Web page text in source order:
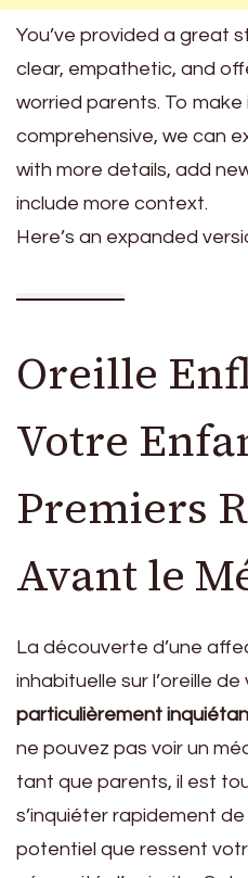
You’ve provided a great
clear, empathetic, and
worried parents. To
comprehensive, we can
with more details, add
include more context.
Here’s an expanded
Oreille
Votre
Premiers
Avant le
La découverte d’une
inhabituelle sur l’oreille
particulièrement
ne pouvez pas voir un
tant que parents, il est
s’inquiéter rapidement
potentiel que ressent